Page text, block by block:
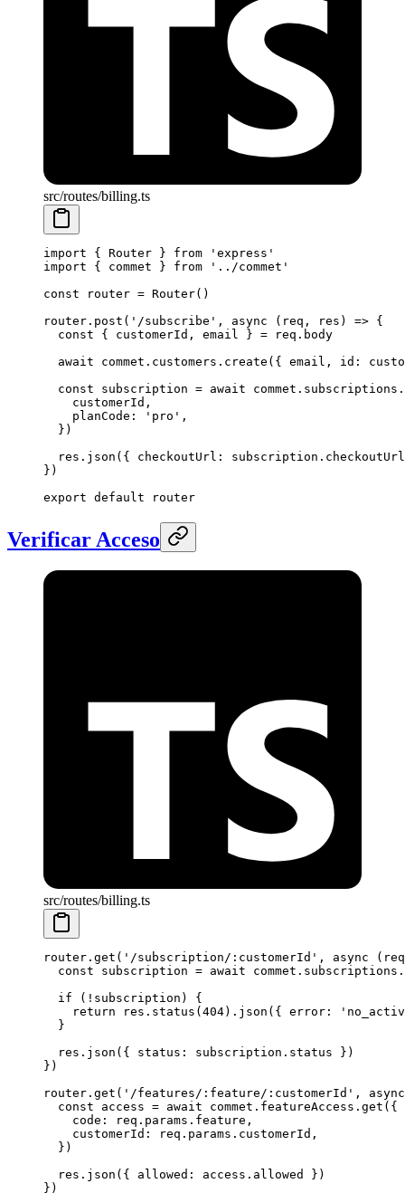
src/routes/billing.ts
import { Router } from 'express'
import { commet } from '../commet'
const router = Router()
router. post ( '/subscribe' , async ( req , res ) => {
  const
{ customerId , email } = req.body
  await
commet.customers. create ({ email, id:
  const
subscription = await commet.subscriptions.
    customerId,
    planCode:
'pro' ,
  })
  res.
json ({ checkoutUrl:
})
export default router
Verificar Acceso
src/routes/billing.ts
router. get ( '/subscription/:customerId' , async ( req
  const
subscription = await commet.subscriptions.
  if
( ! subscription) {
    return
res. status (404). json ({ error:
  }
  res.
json ({ status: subscription.status })
})
router. get ( '/features/:feature/:customerId' , async
  const
access = await commet.featureAccess. get ({
    code: req.params.feature,
    customerId: req.params.customerId,
  })
  res.
json ({ allowed: access.allowed })
})